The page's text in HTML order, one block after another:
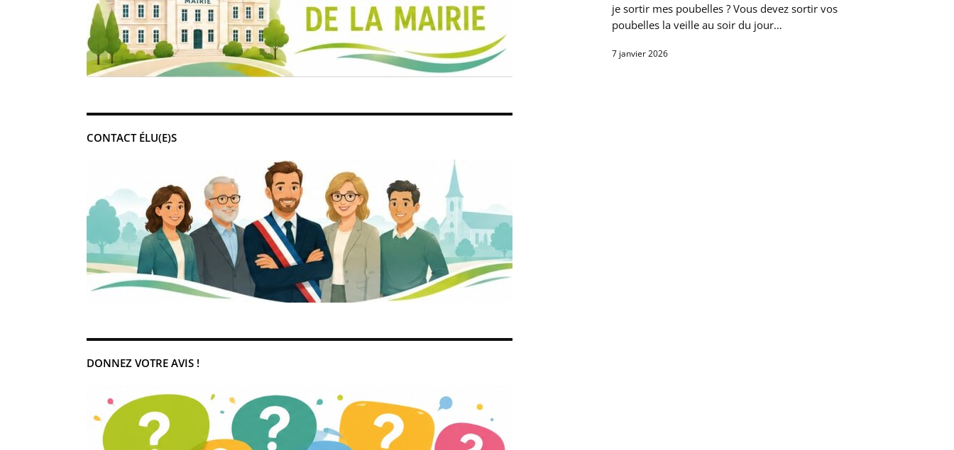
CONTACT ÉLU(E)S
DONNEZ VOTRE AVIS !
je sortir mes poubelles ? Vous devez sortir vos
poubelles la veille au soir du jour…
7 janvier 2026